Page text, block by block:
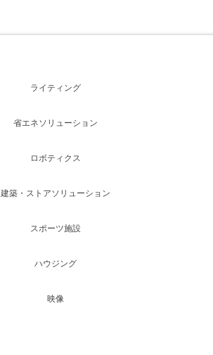
ライティング
省エネソリューション
ロボティクス
建築・ストアソリューション
スポーツ施設
ハウジング
映像